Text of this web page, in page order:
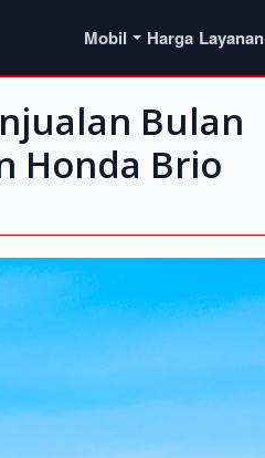
Mobil Harga Layanan
Bulan
Honda Brio